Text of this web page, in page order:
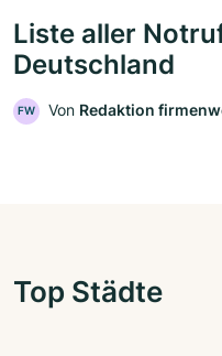
Liste aller
Deutschland
FW Von Redaktion
Top Städte